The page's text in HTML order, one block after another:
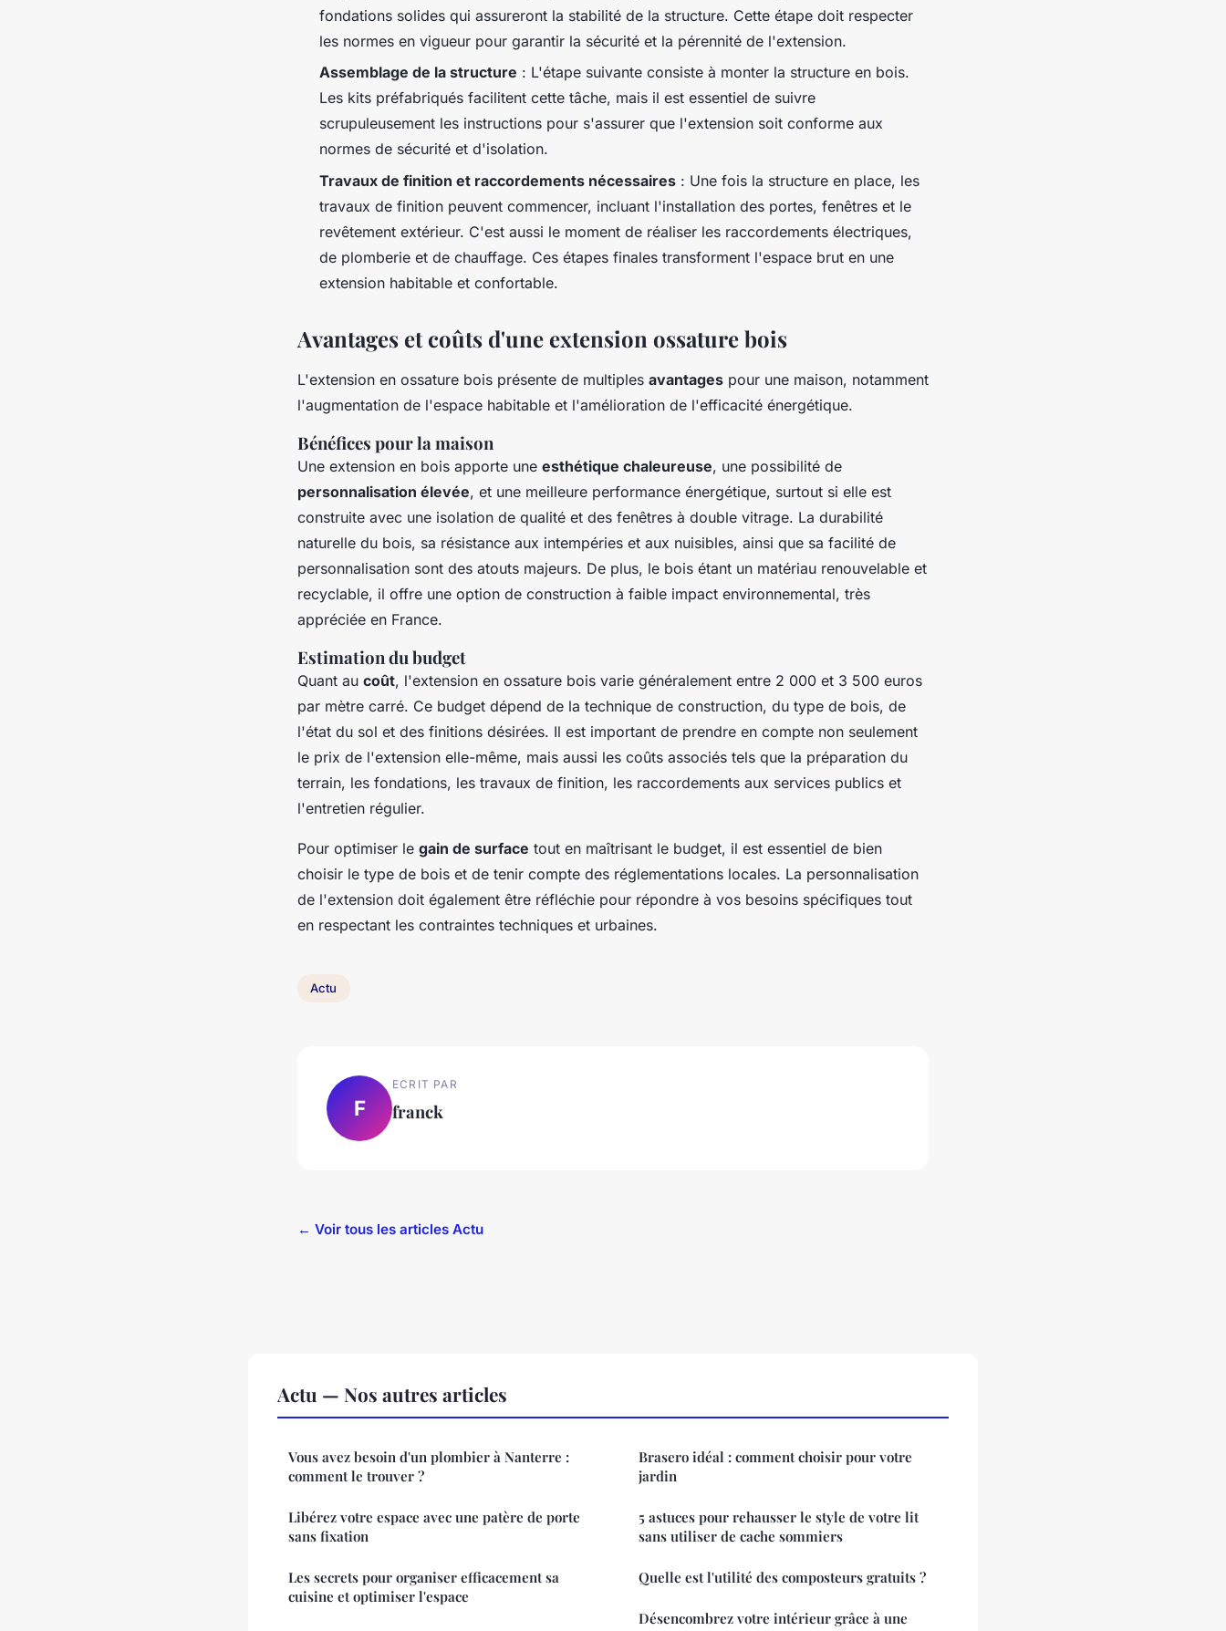
fondations solides qui assureront la stabilité de la structure. Cette étape doit respecter
les normes en vigueur pour garantir la sécurité et la pérennité de l'extension.
Assemblage de la structure : L'étape suivante consiste à monter la structure en bois.
Les kits préfabriqués facilitent cette tâche, mais il est essentiel de suivre
scrupuleusement les instructions pour s'assurer que l'extension soit conforme aux
normes de sécurité et d'isolation.
Travaux de finition et raccordements nécessaires : Une fois la structure en place, les
travaux de finition peuvent commencer, incluant l'installation des portes, fenêtres et le
revêtement extérieur. C'est aussi le moment de réaliser les raccordements électriques,
de plomberie et de chauffage. Ces étapes finales transforment l'espace brut en une
extension habitable et confortable.
Avantages et coûts d'une extension ossature bois
L'extension en ossature bois présente de multiples avantages pour une maison, notamment
l'augmentation de l'espace habitable et l'amélioration de l'efficacité énergétique.
Bénéfices pour la maison
Une extension en bois apporte une esthétique chaleureuse, une possibilité de
personnalisation élevée, et une meilleure performance énergétique, surtout si elle est
construite avec une isolation de qualité et des fenêtres à double vitrage. La durabilité
naturelle du bois, sa résistance aux intempéries et aux nuisibles, ainsi que sa facilité de
personnalisation sont des atouts majeurs. De plus, le bois étant un matériau renouvelable et
recyclable, il offre une option de construction à faible impact environnemental, très
appréciée en France.
Estimation du budget
Quant au coût, l'extension en ossature bois varie généralement entre 2 000 et 3 500 euros
par mètre carré. Ce budget dépend de la technique de construction, du type de bois, de
l'état du sol et des finitions désirées. Il est important de prendre en compte non seulement
le prix de l'extension elle-même, mais aussi les coûts associés tels que la préparation du
terrain, les fondations, les travaux de finition, les raccordements aux services publics et
l'entretien régulier.
Pour optimiser le gain de surface tout en maîtrisant le budget, il est essentiel de bien
choisir le type de bois et de tenir compte des réglementations locales. La personnalisation
de l'extension doit également être réfléchie pour répondre à vos besoins spécifiques tout
en respectant les contraintes techniques et urbaines.
Actu
F
ECRIT PAR
franck
← Voir tous les articles Actu
Actu — Nos autres articles
Vous avez besoin d'un plombier à Nanterre :
comment le trouver ?
Libérez votre espace avec une patère de porte
sans fixation
Les secrets pour organiser efficacement sa
cuisine et optimiser l'espace
Brasero idéal : comment choisir pour votre
jardin
5 astuces pour rehausser le style de votre lit
sans utiliser de cache sommiers
Quelle est l'utilité des composteurs gratuits ?
Désencombrez votre intérieur grâce à une